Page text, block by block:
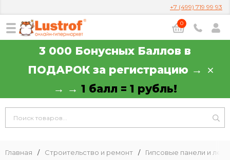
+7 (499) 719 99 93
0
3 000 Бонусных Баллов в
ПОДАРОК за регистрацию →
→ → 1 балл = 1 рубль!
Главная / Строительство и ремонт / Гипсовые панели и